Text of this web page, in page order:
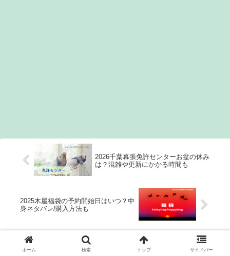
2026千葉幕張免許センターお盆の休み
は？混雑や更新にかかる時間も
2025木屋福袋の予約開始日はいつ？中
身ネタバレ/購入方法も
ホーム 検索 トップ サイドバー